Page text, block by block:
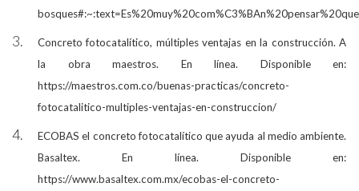
Concreto fotocatalítico, múltiples ventajas en la construcción. A
la obra maestros. En línea. Disponible en:
https://maestros.com.co/buenas-practicas/concreto-
fotocatalitico-multiples-ventajas-en-construccion/
ECOBAS el concreto fotocatalítico que ayuda al medio ambiente.
Basaltex. En línea. Disponible en:
https://www.basaltex.com.mx/ecobas-el-concreto-